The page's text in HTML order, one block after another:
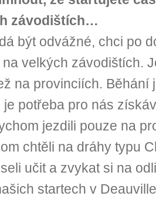
závodištích…
být odvážné, chci po
velkých závodištích.
na provinciích. Běhání
potřeba pro nás
jezdili pouze na
chtěli na dráhy typu
učit a zvykat si na
startech v